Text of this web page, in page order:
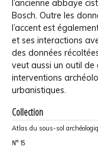
l’ancienne abbaye
Bosch. Outre les
l’accent est
et ses interactions
des données
veut aussi un outil
interventions
urbanistiques.
Collection
Atlas du sous-sol
N° 15